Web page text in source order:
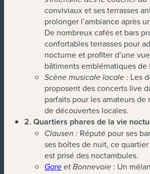
conviviaux et ses terrasses
prolonger l’ambiance après
De nombreux cafés et bars
confortables terrasses pour
nocturne et profiter d’une
bâtiments emblématiques de
Scène musicale locale : Les
proposent des concerts live
parfaits pour les amateurs
de découvertes locales.
2. Quartiers phares de la vie
Clausen : Réputé pour ses
ses boîtes de nuit, ce
est prisé des noctambules.
Gare et Bonnevoie : Un